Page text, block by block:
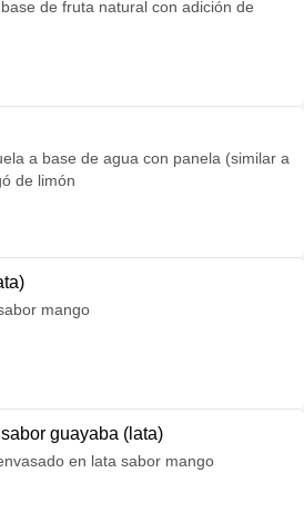
natural con adición de
a base de agua con panela (similar a
de limón
sabor mango
guayaba (lata)
envasado en lata sabor mango